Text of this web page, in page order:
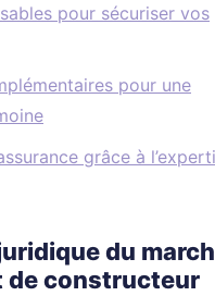
pour sécuriser vos
pour une
grâce à
du
de constructeur